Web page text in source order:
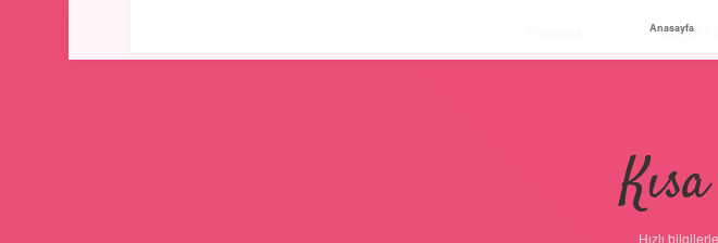
Gizlilik
Hızlı
Anasayfa